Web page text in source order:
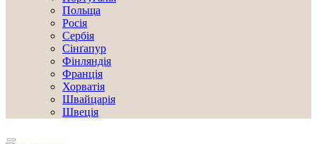
Польща
Росія
Сербія
Сінґапур
Фінляндія
Франція
Хорватія
Швайцарія
Швеція